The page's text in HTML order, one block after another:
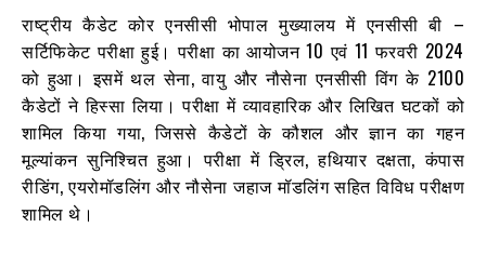
राष्ट्रीय कैडेट कोर एनसीसी भोपाल मुख्यालय में एनसीसी बी –
सर्टिफिकेट परीक्षा हुई। परीक्षा का आयोजन 10 एवं 11 फरवरी 2024
को हुआ। इसमें थल सेना, वायु और नौसेना एनसीसी विंग के 2100
कैडेटों ने हिस्सा लिया। परीक्षा में व्यावहारिक और लिखित घटकों को
शामिल किया गया, जिससे कैडेटों के कौशल और ज्ञान का गहन
मूल्यांकन सुनिश्चित हुआ। परीक्षा में ड्रिल, हथियार दक्षता, कंपास
रीडिंग, एयरोमॉडलिंग और नौसेना जहाज मॉडलिंग सहित विविध परीक्षण
शामिल थे।